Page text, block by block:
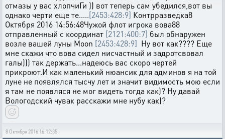
отмазы у вас хлопчиГи )) вот теперь сам убедился,вот вы
однако черти еще те.....[2453:428:9] Контрразведка8
Октября 2016 14:56:48Чужой флот игрока вова88
отправленный с координат [2121:400:7] был обнаружен
возле вашей луны Moon [2453:428:9] Ну вот как???? Еще
мне скажи что вова сидел нисчастный и задротсвовал
галы))) так держать...надеюсь вас скоро чертей
прикроют.И как маленький нюансик для админов я на той
луне не появлялся тысчу лет и значит видимость мою если
я там не появляся не мог видеть тогда как)? Ну давай
Вологодский чувак расскажи мне нубу как)?
8 Октября 2016 16:12:35